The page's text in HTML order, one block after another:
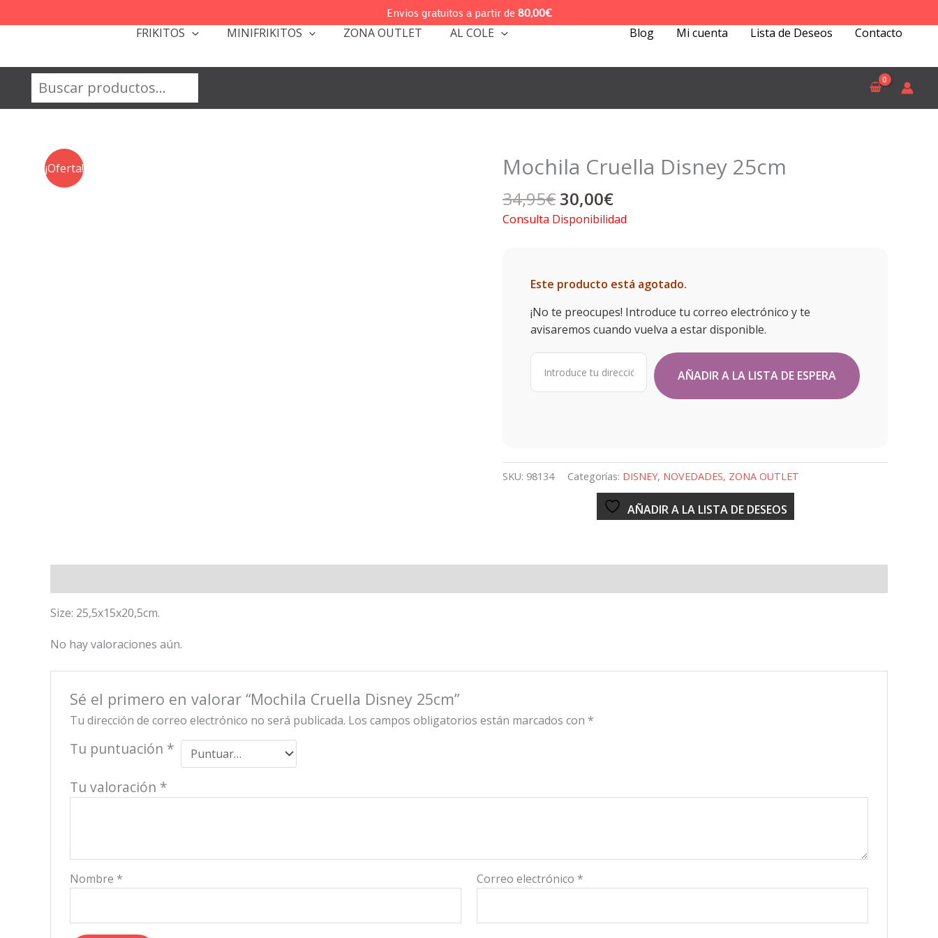
al
FRIKITOS MINIFRIKITOS ZONA OUTLET AL COLE Blog Mi cuenta Lista de Deseos Contacto
Buscar
¡Oferta! Mochila Cruella Disney 25cm
34,95€ El
precio
original
30,00€El
precio
Consulta Disponibilidad
Este producto está agotado.
¡No te preocupes! Introduce tu correo electrónico y te
avisaremos cuando vuelva a estar disponible.
SKU: 98134 Categorías: DISNEY, NOVEDADES, ZONA OUTLET
AÑADIR A LA LISTA DE DESEOS
Size: 25,5x15x20,5cm.
No hay valoraciones aún.
Sé el primero en valorar “Mochila Cruella Disney 25cm”
Tu dirección de correo electrónico no será publicada. Los campos obligatorios están marcados con *
Tu puntuación *
Tu valoración *
Nombre * Correo electrónico *
Envios gratuitos a partir de 80,00€